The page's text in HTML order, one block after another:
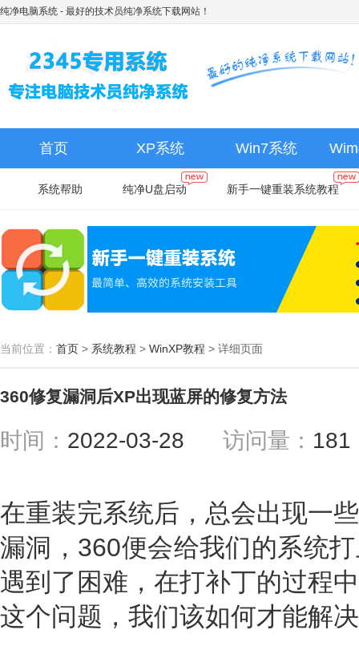
纯净电脑系统 - 最好的技术员纯净系统下载网站！
首页 XP系统 Win7系统
系统帮助 纯净U盘启动 新手一键重装系统教程
当前位置： 首页 > 系统教程 > WinXP教程 > 详细页面
360修复漏洞后XP出现蓝屏的修复方法
时间： 2022-03-28 访问量：
在重装完系统后，总会出现一
漏洞，360便会给我们的系统
遇到了困难，在打补丁的过程
这个问题，我们该如何才能解